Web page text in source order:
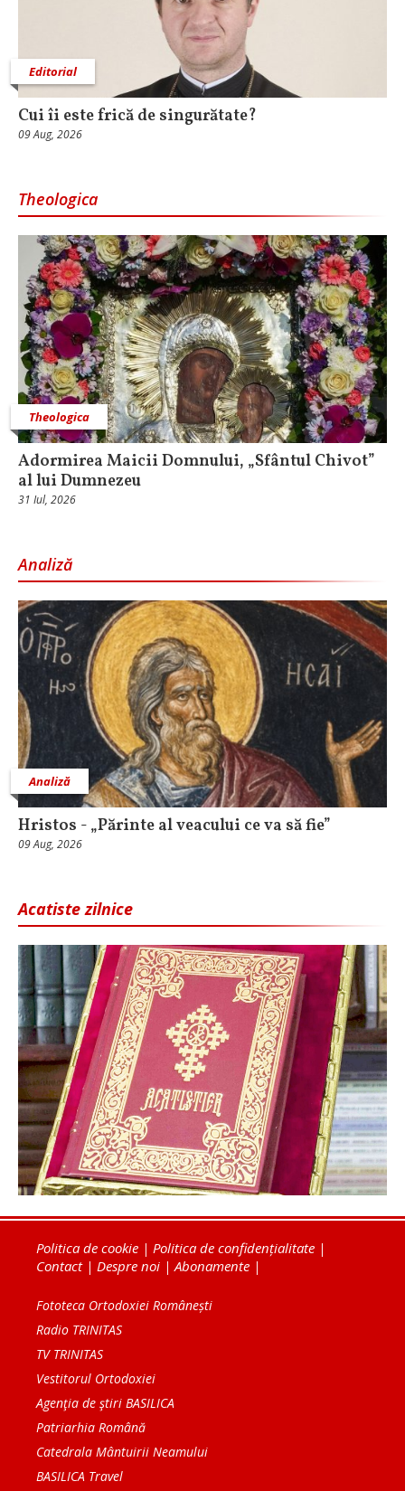
Editorial
Cui îi este frică de singurătate?
09 Aug, 2026
Theologica
Theologica
Adormirea Maicii Domnului, „Sfântul Chivot”
al lui Dumnezeu
31 Iul, 2026
Analiză
Analiză
Hristos - „Părinte al veacului ce va să fie”
09 Aug, 2026
Acatiste zilnice
Politica de cookie | Politica de confidențialitate |
Contact| Despre noi |Abonamente |
Fototeca Ortodoxiei Românești
Radio TRINITAS
TV TRINITAS
Vestitorul Ortodoxiei
Agenţia de ştiri BASILICA
Patriarhia Română
Catedrala Mântuirii Neamului
BASILICA Travel